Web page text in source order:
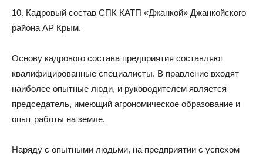
10. Кадровый состав СПК КАТП «Джанкой» Джанкойского
района АР Крым.
Основу кадрового состава предприятия составляют
квалифицированные специалисты. В правление входят
наиболее опытные люди, и руководителем является
председатель, имеющий агрономическое образование и
опыт работы на земле.
Наряду с опытными людьми, на предприятии с успехом